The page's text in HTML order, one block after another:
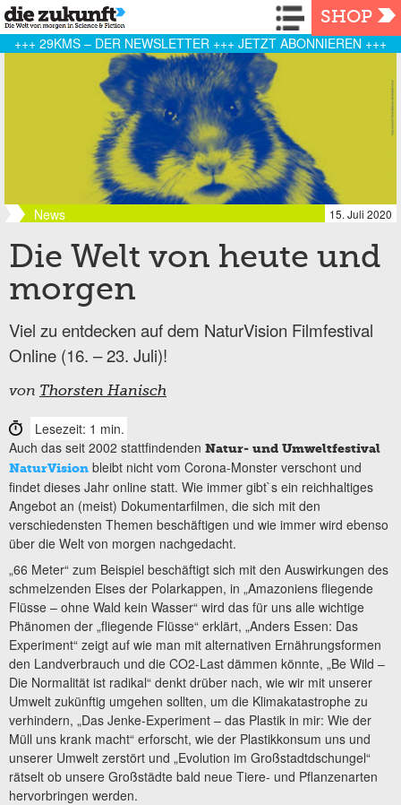
Navigation
SHOP
+++ 29KMS – DER NEWSLETTER +++ JETZT ABONNIEREN +++
News 15. Juli 2020
Die Welt von heute und
morgen
Viel zu entdecken auf dem NaturVision Filmfestival
Online (16. – 23. Juli)!
von Thorsten Hanisch
Lesezeit: 1 min.
Auch das seit 2002 stattfindenden Natur- und Umweltfestival
NaturVision bleibt nicht vom Corona-Monster verschont und
findet dieses Jahr online statt. Wie immer gibt`s ein reichhaltiges
Angebot an (meist) Dokumentarfilmen, die sich mit den
verschiedensten Themen beschäftigen und wie immer wird ebenso
über die Welt von morgen nachgedacht.
„66 Meter“ zum Beispiel beschäftigt sich mit den Auswirkungen des
schmelzenden Eises der Polarkappen, in „Amazoniens fliegende
Flüsse – ohne Wald kein Wasser“ wird das für uns alle wichtige
Phänomen der „fliegende Flüsse“ erklärt, „Anders Essen: Das
Experiment“ zeigt auf wie man mit alternativen Ernährungsformen
den Landverbrauch und die CO2-Last dämmen könnte, „Be Wild –
Die Normalität ist radikal“ denkt drüber nach, wie wir mit unserer
Umwelt zukünftig umgehen sollten, um die Klimakatastrophe zu
verhindern, „Das Jenke-Experiment – das Plastik in mir: Wie der
Müll uns krank macht“ erforscht, wie der Plastikkonsum uns und
unserer Umwelt zerstört und „Evolution im Großstadtdschungel“
rätselt ob unsere Großstädte bald neue Tiere- und Pflanzenarten
hervorbringen werden.